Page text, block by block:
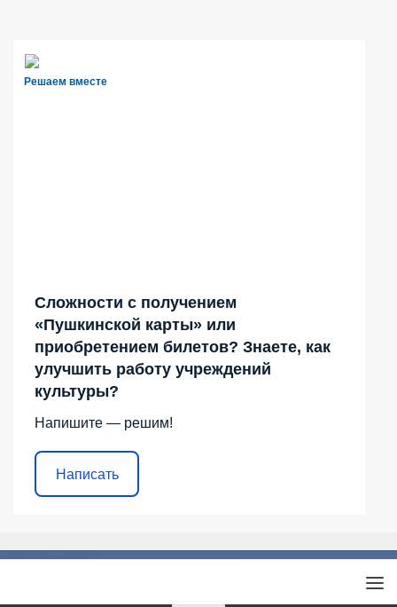
Решаем вместе
Сложности с получением
«Пушкинской карты» или
приобретением билетов? Знаете, как
улучшить работу учреждений
культуры?
Напишите — решим!
Написать